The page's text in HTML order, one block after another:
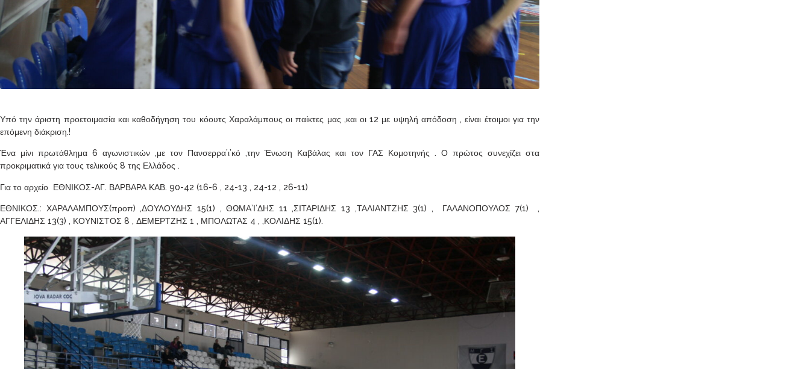
Υπό την άριστη προετοιμασία και καθοδήγηση του κόουτς Χαραλάμπους οι παίκτες μας ,και οι 12 με υψηλή απόδοση , είναι έτοιμοι για την
επόμενη διάκριση.!
Ένα μίνι πρωτάθλημα 6 αγωνιστικών ,με τον Πανσερρα’ι’κό ,την Ένωση Καβάλας και τον ΓΑΣ Κομοτηνής . Ο πρώτος συνεχίζει στα
προκριματικά για τους τελικούς 8 της Ελλάδος .
Για το αρχείο ΕΘΝΙΚΟΣ-ΑΓ. ΒΑΡΒΑΡΑ ΚΑΒ. 90-42 (16-6 , 24-13 , 24-12 , 26-11)
ΕΘΝΙΚΟΣ.: ΧΑΡΑΛΑΜΠΟΥΣ(προπ) ,ΔΟΥΛΟΥΔΗΣ 15(1) , ΘΩΜΑ’Ι’ΔΗΣ 11 ,ΣΙΤΑΡΙΔΗΣ 13 ,ΤΑΛΙΑΝΤΖΗΣ 3(1) , ΓΑΛΑΝΟΠΟΥΛΟΣ 7(1) ,
ΑΓΓΕΛΙΔΗΣ 13(3) , ΚΟΥΝΙΣΤΟΣ 8 , ΔΕΜΕΡΤΖΗΣ 1 , ΜΠΟΛΩΤΑΣ 4 , ,ΚΟΛΙΔΗΣ 15(1).